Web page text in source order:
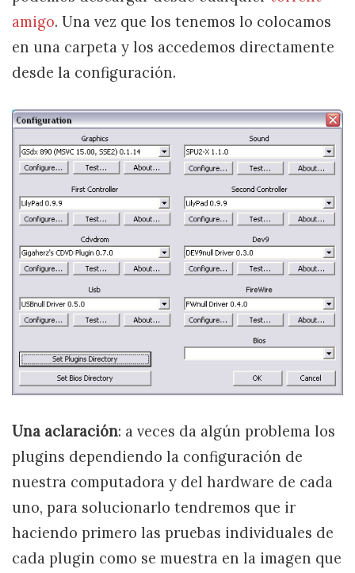
amigo. Una vez que los tenemos lo colocamos
en una carpeta y los accedemos directamente
desde la configuración.
Una aclaración: a veces da algún problema los
plugins dependiendo la configuración de
nuestra computadora y del hardware de cada
uno, para solucionarlo tendremos que ir
haciendo primero las pruebas individuales de
cada plugin como se muestra en la imagen que